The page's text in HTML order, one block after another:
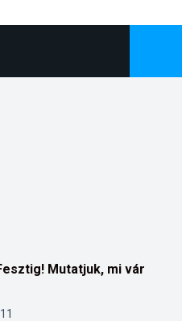
Mutatjuk, mi vár